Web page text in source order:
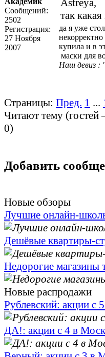
Сообщений:
2502
Регистрация:
27 Ноября
2007
Astreya,
так
да я уже
купила и в
маски для
Наш девиз :
Страницы: Пред. 1 ...
Читают тему
0)
Добавить
Новые обзоры
Лучшие онлайн-
Дешёвые квартиры-
Недорогие магазины
Новые распродажи
Рублевский: акции с
ДА!: акции с 4 в